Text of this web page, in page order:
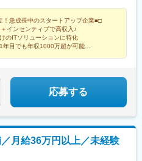
！急成長中のスタートアップ企業■□
インセンティブで高収入♪
のITソリューションに特化
年目でも年収1000万超が可能
応募する
月給36万円以上／未経験